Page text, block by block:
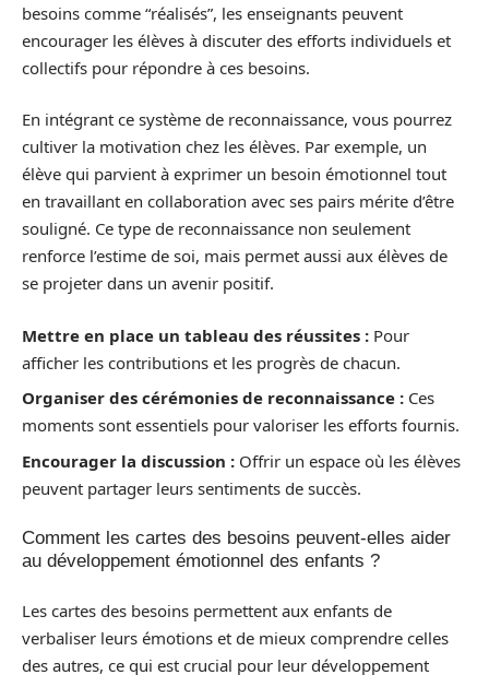
besoins comme “réalisés”, les enseignants peuvent
encourager les élèves à discuter des efforts individuels et
collectifs pour répondre à ces besoins.
En intégrant ce système de reconnaissance, vous pourrez
cultiver la motivation chez les élèves. Par exemple, un
élève qui parvient à exprimer un besoin émotionnel tout
en travaillant en collaboration avec ses pairs mérite d’être
souligné. Ce type de reconnaissance non seulement
renforce l’estime de soi, mais permet aussi aux élèves de
se projeter dans un avenir positif.
Mettre en place un tableau des réussites : Pour
afficher les contributions et les progrès de chacun.
Organiser des cérémonies de reconnaissance : Ces
moments sont essentiels pour valoriser les efforts fournis.
Encourager la discussion : Offrir un espace où les élèves
peuvent partager leurs sentiments de succès.
Comment les cartes des besoins peuvent-elles aider
au développement émotionnel des enfants ?
Les cartes des besoins permettent aux enfants de
verbaliser leurs émotions et de mieux comprendre celles
des autres, ce qui est crucial pour leur développement